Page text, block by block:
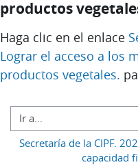
productos
Requisitos de
Haga clic en el enlace
Lograr el acceso a los
productos vegetales.
Ir a...
Secretaría de la CIPF.
capacidad